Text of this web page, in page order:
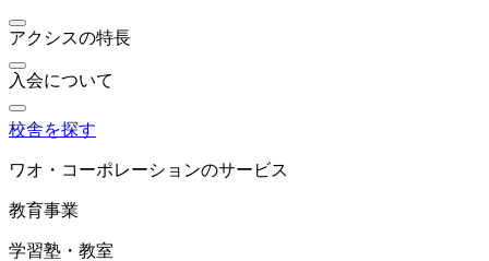
アクシスの特長
入会について
校舎を探す
ワオ・コーポレーションのサービス
教育事業
学習塾・教室